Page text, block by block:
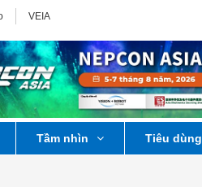
VEIA
Tầm nhìn Tiêu dùng